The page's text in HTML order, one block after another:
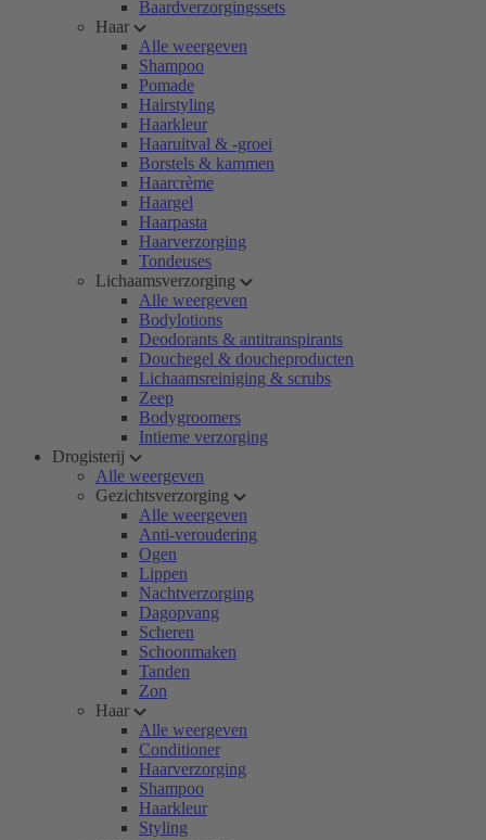
Baardverzorgingssets
Haar
Alle weergeven
Shampoo
Pomade
Hairstyling
Haarkleur
Haaruitval & -groei
Borstels & kammen
Haarcrème
Haargel
Haarpasta
Haarverzorging
Tondeuses
Lichaamsverzorging
Alle weergeven
Bodylotions
Deodorants & antitranspirants
Douchegel & doucheproducten
Lichaamsreiniging & scrubs
Zeep
Bodygroomers
Intieme verzorging
Drogisterij
Alle weergeven
Gezichtsverzorging
Alle weergeven
Anti-veroudering
Ogen
Lippen
Nachtverzorging
Dagopvang
Scheren
Schoonmaken
Tanden
Zon
Haar
Alle weergeven
Conditioner
Haarverzorging
Shampoo
Haarkleur
Styling